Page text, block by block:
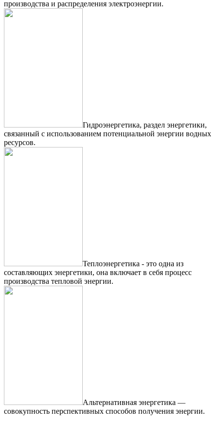
производства и распределения электроэнергии.
Гидроэнергетика, раздел энергетики,
связанный с использованием потенциальной энергии водных
ресурсов.
Теплоэнергетика - это одна из
составляющих энергетики, она включает в себя процесс
производства тепловой энергии.
Альтернативная энергетика —
совокупность перспективных способов получения энергии.